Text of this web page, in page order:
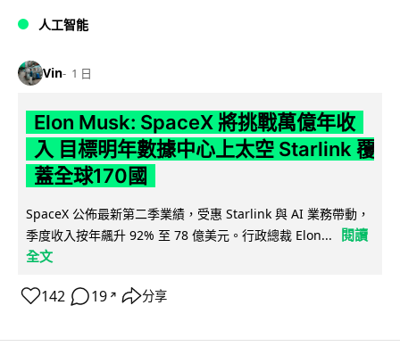
人工智能
Vin 1 日
Elon Musk: SpaceX 將挑戰萬億年收
入 目標明年數據中心上太空 Starlink 覆
蓋全球170國
SpaceX 公佈最新第二季業績，受惠 Starlink 與 AI 業務帶動，
季度收入按年飆升 92% 至 78 億美元。行政總裁 Elon...
閱讀
全文
142 19 ↗ 分享